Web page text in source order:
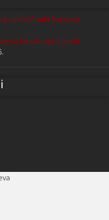
vijeća Grada Sarajeva
Udruženju slijepih